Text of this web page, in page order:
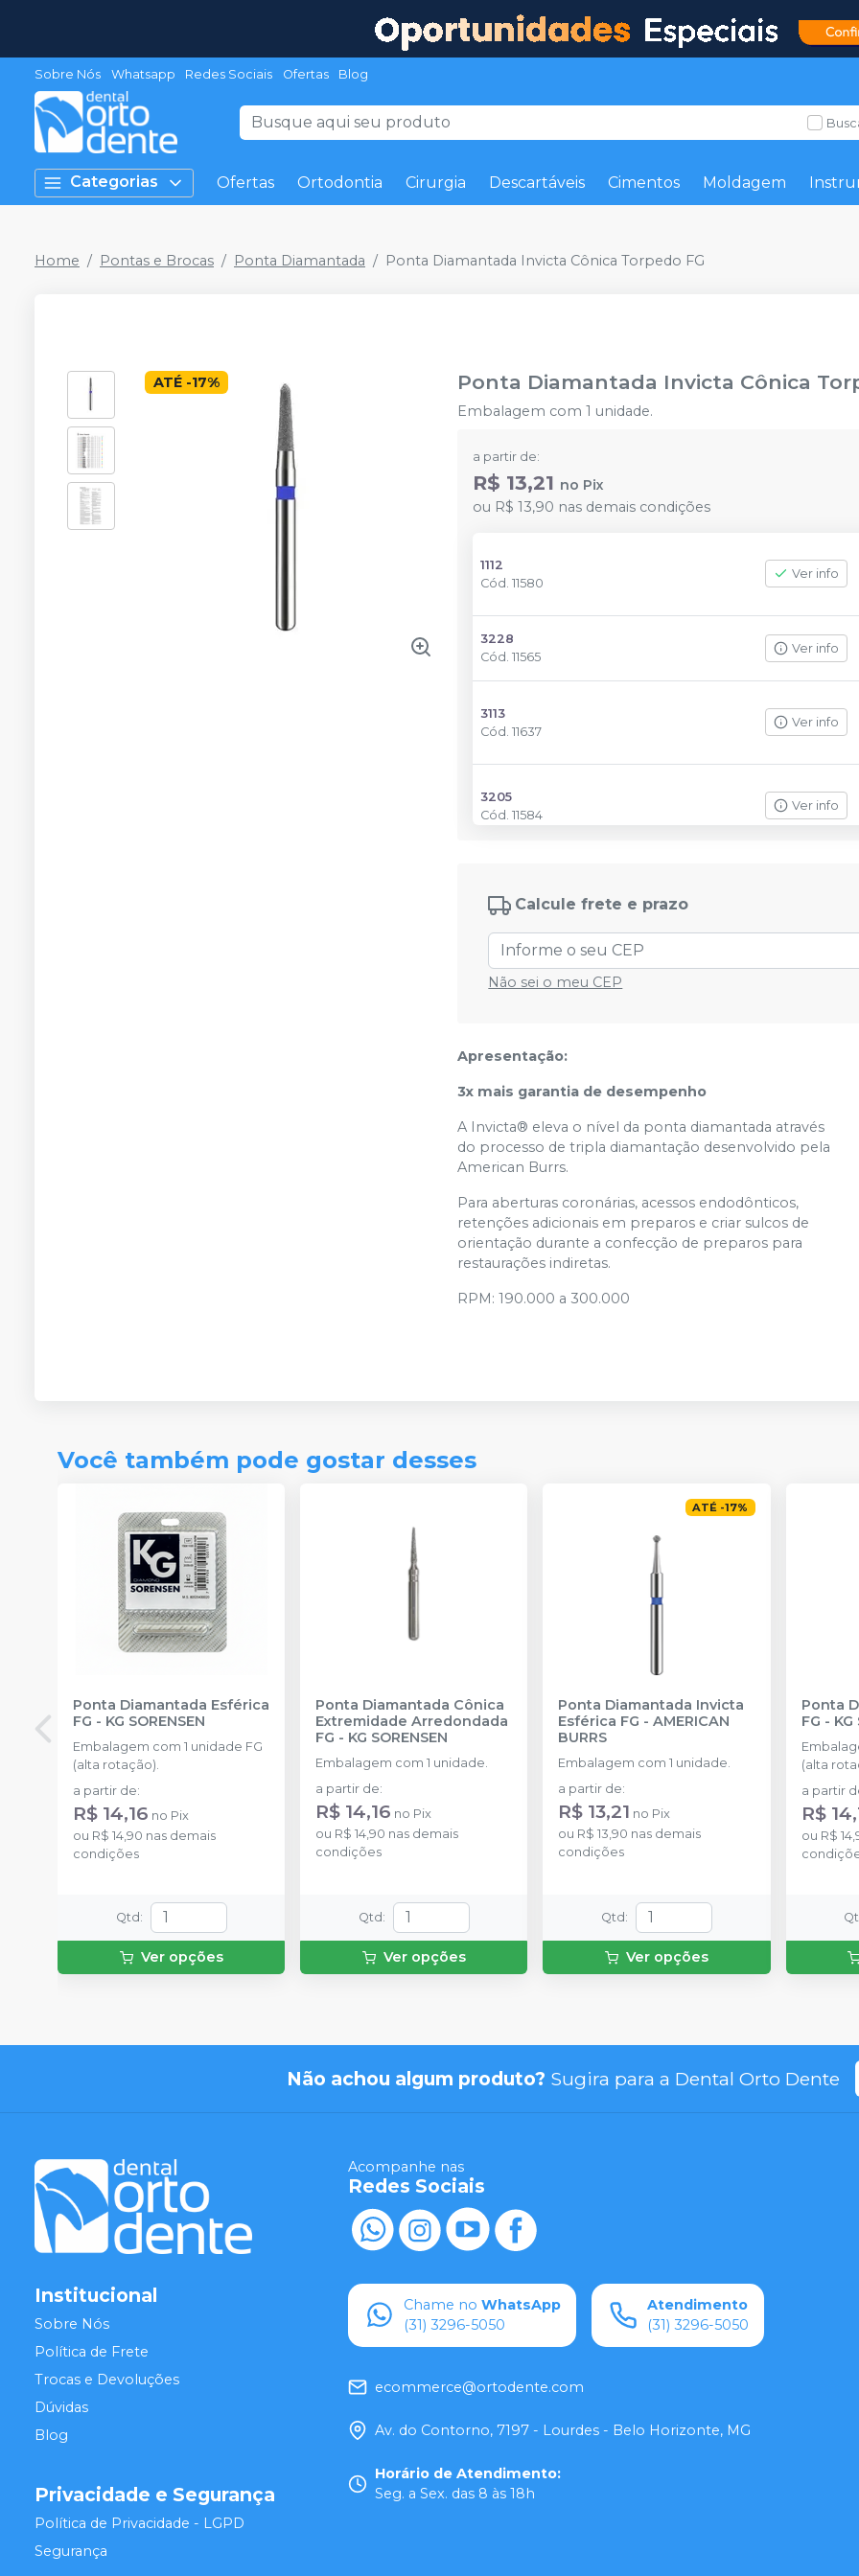
Sobre Nós Whatsapp Redes Sociais Ofertas Blog
Categorias Ofertas Ortodontia Cirurgia Descartáveis Cimentos Moldagem
Home Pontas e Brocas Ponta Diamantada Ponta Diamantada Invicta Cônica Torpedo FG
ATÉ -17% Ponta Diamantada Invicta Cônica
Embalagem com 1 unidade.
a partir de:
R$ 13,21 no Pix
ou R$ 13,90 nas demais condições
1112
Cód.11580
Ver info
3228
Cód.11565
Ver info
3113
Cód.11637
Ver info
3205
Cód.11584
Ver info
Cód. 11629
N° 4230
Cód.11600
Ver info
Cód. 11556
Calcule frete e prazo
Não sei o meu CEP
Apresentação:
3x mais garantia de desempenho
A Invicta® eleva o nível da ponta diamantada através
do processo de tripla diamantação desenvolvido pela
American Burrs.
Para aberturas coronárias, acessos endodônticos,
retenções adicionais em preparos e criar sulcos de
orientação durante a confecção de preparos para
restaurações indiretas.
RPM: 190.000 a 300.000
Você também pode gostar desses
Ponta Diamantada Esférica
FG - KG SORENSEN
Embalagem com 1 unidade FG
(alta rotação).
a partir de:
R$ 14,16 no Pix
ou R$ 14,90 nas demais
condições
Qtd :
Ver opções
Ponta Diamantada Cônica
Extremidade Arredondada
FG - KG SORENSEN
Embalagem com 1 unidade.
a partir de:
R$ 14,16 no Pix
ou R$ 14,90 nas demais
condições
Qtd :
Ver opções
ATÉ -17%
Ponta Diamantada Invicta
Esférica FG -AMERICAN
BURRS
Embalagem com 1 unidade.
a partir de:
R$ 13,21 no Pix
ou R$ 13,90 nas demais
condições
Qtd :
Ver opções
Ponta
FG - KG
(alta
a partir
R$
ou R$
Não achou algum produto? Sugira para a Dental Orto Dente
Institucional
Sobre Nós
Política de Frete
Trocas e Devoluções
Dúvidas
Blog
Privacidade e Segurança
Política de Privacidade - LGPD
Segurança
Acompanhe nas
Redes Sociais
Chame no WhatsApp
(31) 3296-5050
Atendimento
(31) 3296-5050
ecommerce@ortodente.com
Av. do Contorno, 7197 - Lourdes - Belo Horizonte, MG
Horário de Atendimento:
Seg. a Sex. das 8 às 18h